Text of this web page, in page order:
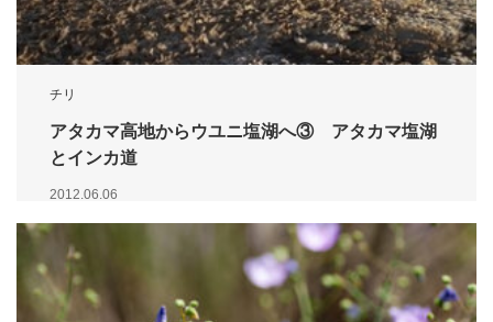
チリ
アタカマ高地からウユニ塩湖へ③ アタカマ塩湖
とインカ道
2012.06.06